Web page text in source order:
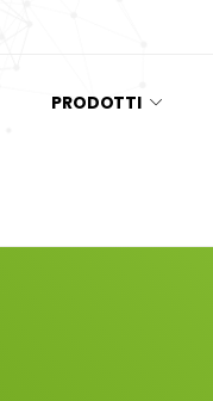
PRODOTTI